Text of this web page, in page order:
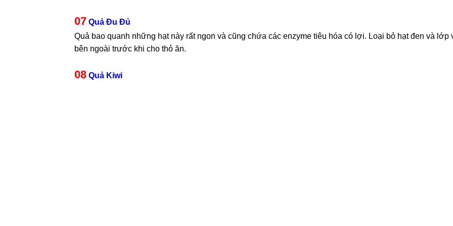
07 Quả Đu Đủ
Quả bao quanh những hạt này rất ngon và cũng chứa các enzyme tiêu hóa có lợi. Loại bỏ hạt đen và lớp
bên ngoài trước khi cho thỏ ăn.
08 Quả Kiwi